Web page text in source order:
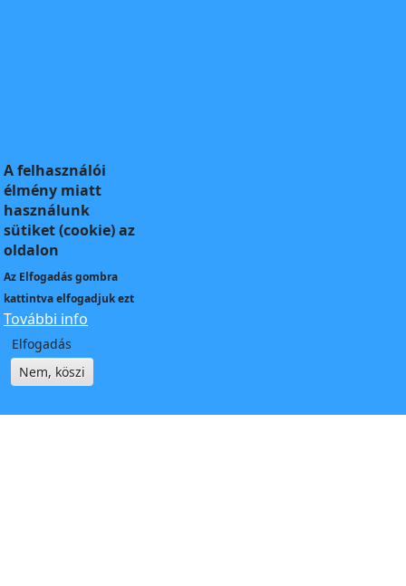
A felhasználói
élmény miatt
használunk
sütiket (cookie) az
oldalon
Az Elfogadásgombra
kattintva elfogadjuk ezt
További info
Elfogadás
Nem, köszi